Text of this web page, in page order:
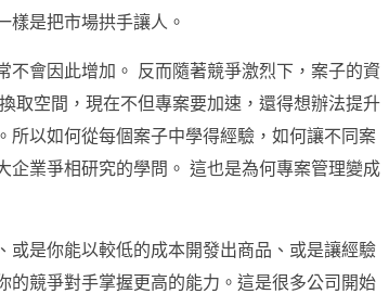
樣是把市場拱手讓人。
不會因此增加。 反而隨著競爭激烈下，案子的資
取空間，現在不但專案要加速，還得想辦法提升
所以如何從每個案子中學得經驗，如何讓不同案
企業爭相研究的學問。 這也是為何專案管理變成
或是你能以較低的成本開發出商品、或是讓經驗
的競爭對手掌握更高的能力。這是很多公司開始